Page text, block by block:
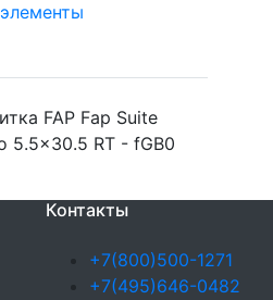
FAP Fap Suite
5.5x30.5 RT - fGB0
Контакты
+7(800)500-1271
+7(495)646-0482